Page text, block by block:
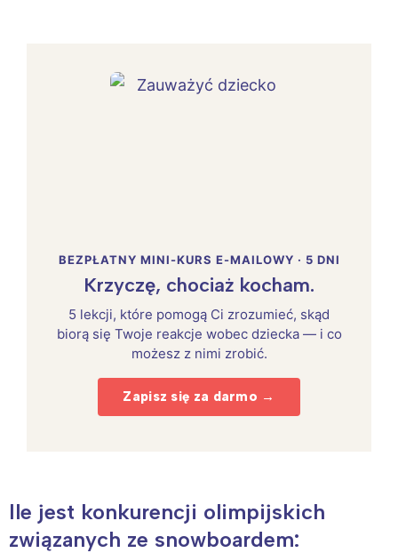
BEZPŁATNY MINI-KURS E-MAILOWY · 5 DNI
Krzyczę, chociaż kocham.
5 lekcji, które pomogą Ci zrozumieć, skąd
biorą się Twoje reakcje wobec dziecka — i co
możesz z nimi zrobić.
Zapisz się za darmo →
Ile jest konkurencji olimpijskich
związanych ze snowboardem: